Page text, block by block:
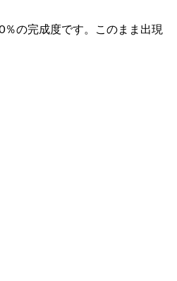
％の完成度です。このまま出現